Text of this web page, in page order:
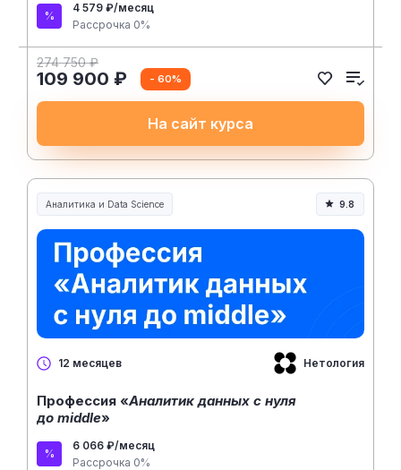
4 579 ₽/месяц
Рассрочка 0%
274 750 ₽
109 900 ₽ - 60%
На сайт курса
Аналитика и Data Science 9.8
12 месяцев Нетология
Профессия «Аналитик данных с нуля
до middle»
6 066 ₽/месяц
Рассрочка 0%